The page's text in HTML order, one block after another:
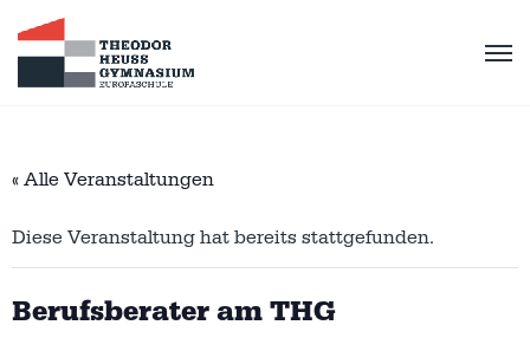
« Alle Veranstaltungen
Diese Veranstaltung hat bereits stattgefunden.
Berufsberater am THG